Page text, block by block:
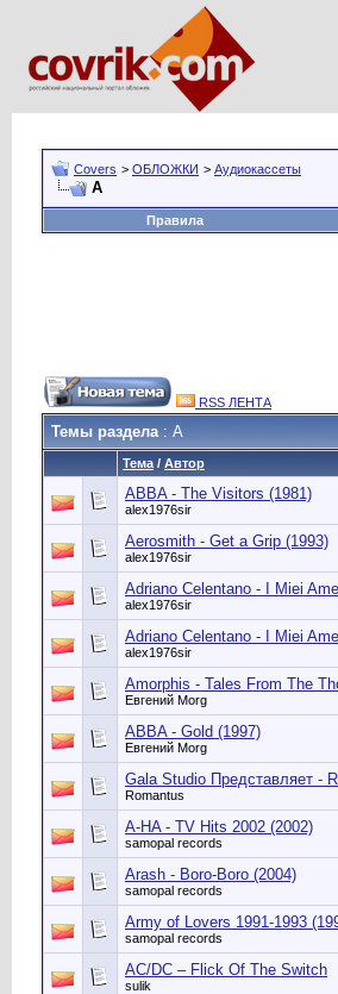
Covers > ОБЛОЖКИ > Аудиокассеты
A
Правила
RSS ЛЕНТА
Темы раздела: A
Тема / Автор
ABBA - The Visitors (1981)
alex1976sir
Aerosmith - Get a Grip (1993)
alex1976sir
Adriano Celentano - I Miei
alex1976sir
Adriano Celentano - I Miei
alex1976sir
Amorphis - Tales From The
Евгений Morg
ABBA - Gold (1997)
Евгений Morg
Gala Studio Представляет -
Romantus
A-HA - TV Hits 2002 (2002)
samopal records
Arash - Boro-Boro (2004)
samopal records
Army of Lovers 1991-1993
samopal records
AC/DC – Flick Of The Switch
sulik